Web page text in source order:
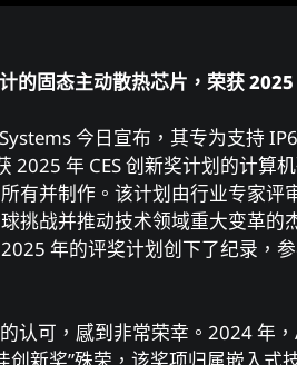
固态主动散热芯⽚，荣获 2025
今⽇宣布，其专为⽀持
年 CES 创新奖计划的计算
有并制作。该计划由⾏业专家评
挑战并推动技术领域重⼤变⾰的
年的评奖计划创下了纪录，
认可，感到⾮常荣幸。2024 年